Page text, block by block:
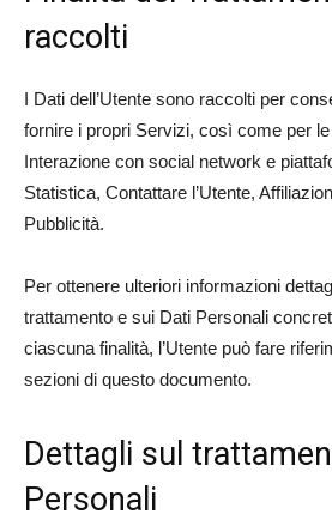
raccolti
I Dati dell’Utente sono raccolti per
fornire i propri Servizi, così come per
Interazione con social network e
Statistica, Contattare l’Utente,
Pubblicità.
Per ottenere ulteriori informazioni
trattamento e sui Dati Personali
ciascuna finalità, l’Utente può fare
sezioni di questo documento.
Dettagli sul
Personali